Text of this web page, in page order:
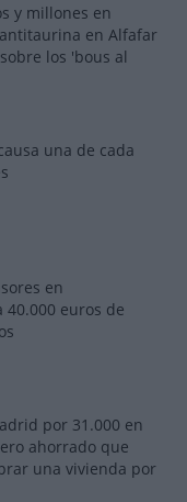
y millones en
en Alfafar
los 'bous al
una de cada
en
euros de
por 31.000 en
ahorrado que
una vivienda por